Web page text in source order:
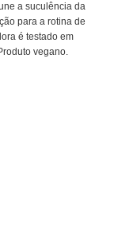
a suculência da
para a rotina de
é testado em
vegano.